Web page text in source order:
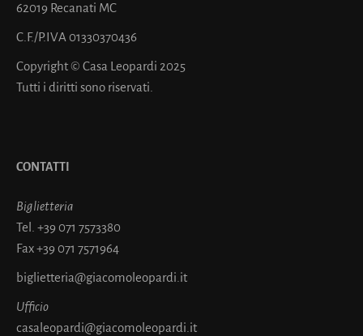
62019 Recanati MC
C.F./P.IVA 01330370436
Copyright © Casa Leopardi 2025
Tutti i diritti sono riservati.
CONTATTI
Biglietteria
Tel. +39 071 7573380
Fax+39 071 7571964
biglietteria@giacomoleopardi.it
Ufficio
casaleopardi@giacomoleopardi.it